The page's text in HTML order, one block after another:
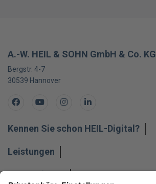
A.-W. HEIL & SOHN GmbH & Co. KG
Bergstr. 4-7
30539 Hannover
FacebookYoutubeInstagramLinkedIn
Kennen Sie schon HEIL-Digital?
Leistungen
Unternehmen